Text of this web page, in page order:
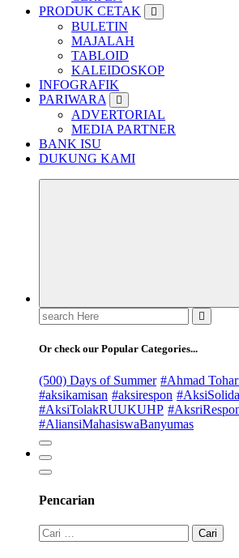
PRODUK CETAK
BULETIN
MAJALAH
TABLOID
KALEIDOSKOP
INFOGRAFIK
PARIWARA
ADVERTORIAL
MEDIA PARTNER
BANK ISU
DUKUNG KAMI
Or check our Popular Categories...
(500) Days of Summer #Ahmad
#aksikamisan #aksirespon
#AksiTolakRUUKUHP
#AliansiMahasiswaBanyumas
Pencarian